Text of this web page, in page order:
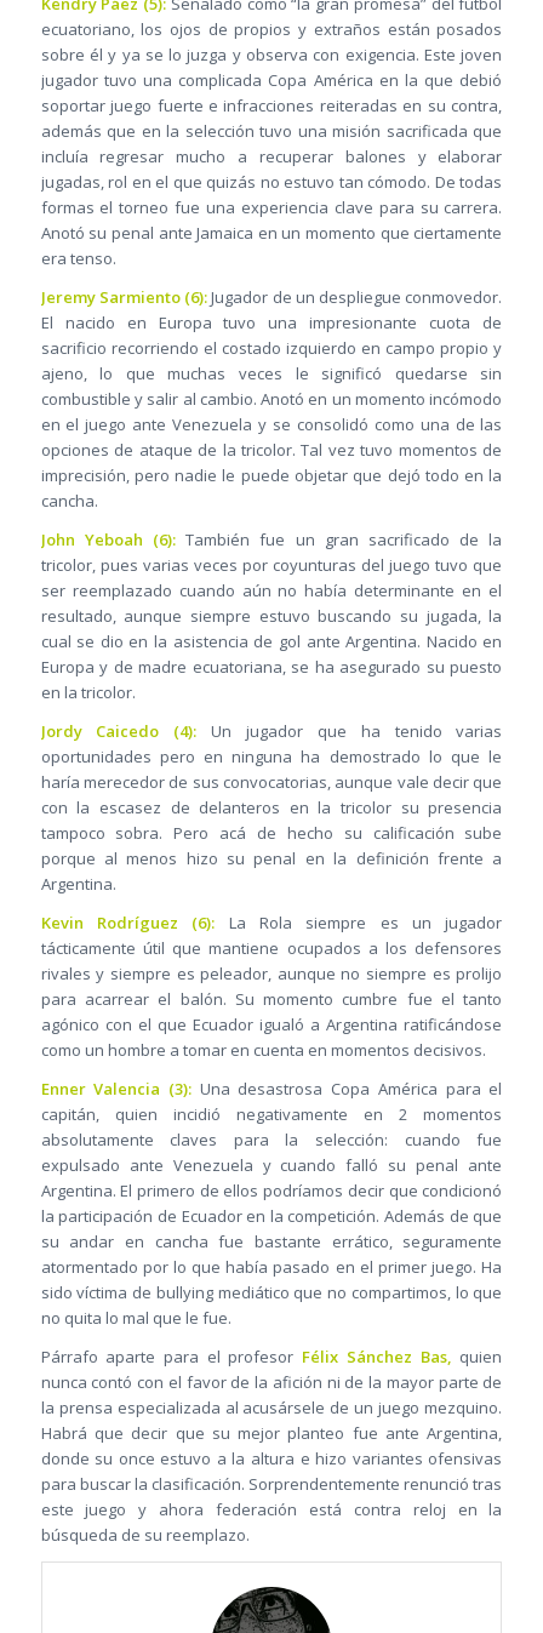
ecuatoriano, los ojos de propios y extraños están posados
sobre él y ya se lo juzga y observa con exigencia. Este joven
jugador tuvo una complicada Copa América en la que debió
soportar juego fuerte e infracciones reiteradas en su contra,
además que en la selección tuvo una misión sacrificada que
incluía regresar mucho a recuperar balones y elaborar
jugadas, rol en el que quizás no estuvo tan cómodo. De todas
formas el torneo fue una experiencia clave para su carrera.
Anotó su penal ante Jamaica en un momento que ciertamente
era tenso.
Jeremy Sarmiento (6):Jugador de un despliegue conmovedor.
El nacido en Europa tuvo una impresionante cuota de
sacrificio recorriendo el costado izquierdo en campo propio y
ajeno, lo que muchas veces le significó quedarse sin
combustible y salir al cambio. Anotó en un momento incómodo
en el juego ante Venezuela y se consolidó como una de las
opciones de ataque de la tricolor. Tal vez tuvo momentos de
imprecisión, pero nadie le puede objetar que dejó todo en la
cancha.
John Yeboah (6): También fue un gran sacrificado de la
tricolor, pues varias veces por coyunturas del juego tuvo que
ser reemplazado cuando aún no había determinante en el
resultado, aunque siempre estuvo buscando su jugada, la
cual se dio en la asistencia de gol ante Argentina. Nacido en
Europa y de madre ecuatoriana, se ha asegurado su puesto
en la tricolor.
Jordy Caicedo (4): Un jugador que ha tenido varias
oportunidades pero en ninguna ha demostrado lo que le
haría merecedor de sus convocatorias, aunque vale decir que
con la escasez de delanteros en la tricolor su presencia
tampoco sobra. Pero acá de hecho su calificación sube
porque al menos hizo su penal en la definición frente a
Argentina.
Kevin Rodríguez (6): La Rola siempre es un jugador
tácticamente útil que mantiene ocupados a los defensores
rivales y siempre es peleador, aunque no siempre es prolijo
para acarrear el balón. Su momento cumbre fue el tanto
agónico con el que Ecuador igualó a Argentina ratificándose
como un hombre a tomar en cuenta en momentos decisivos.
Enner Valencia (3): Una desastrosa Copa América para el
capitán, quien incidió negativamente en 2 momentos
absolutamente claves para la selección: cuando fue
expulsado ante Venezuela y cuando falló su penal ante
Argentina. El primero de ellos podríamos decir que condicionó
la participación de Ecuador en la competición. Además de que
su andar en cancha fue bastante errático, seguramente
atormentado por lo que había pasado en el primer juego. Ha
sido víctima de bullying mediático que no compartimos, lo que
no quita lo mal que le fue.
Párrafo aparte para el profesor Félix Sánchez Bas, quien
nunca contó con el favor de la afición ni de la mayor parte de
la prensa especializada al acusársele de un juego mezquino.
Habrá que decir que su mejor planteo fue ante Argentina,
donde su once estuvo a la altura e hizo variantes ofensivas
para buscar la clasificación. Sorprendentemente renunció tras
este juego y ahora federación está contra reloj en la
búsqueda de su reemplazo.